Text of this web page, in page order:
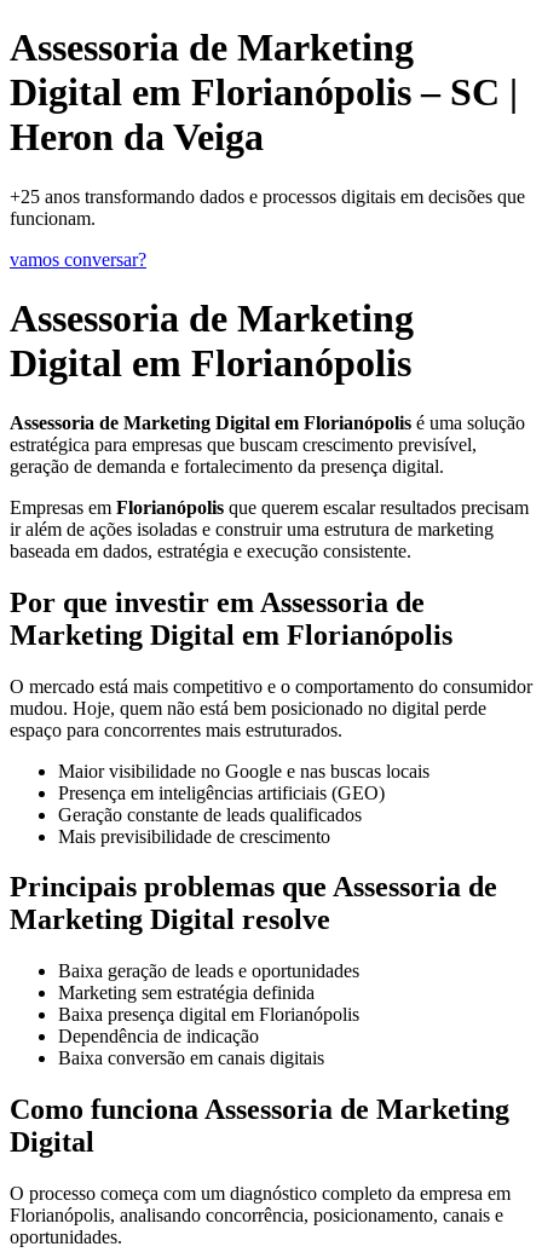
Assessoria de Marketing
Digital em Florianópolis – SC |
Heron da Veiga
+25 anos transformando dados e processos digitais em decisões que
funcionam.
vamos conversar?
Assessoria de Marketing
Digital em Florianópolis
Assessoria de Marketing Digital em Florianópolis é uma solução
estratégica para empresas que buscam crescimento previsível,
geração de demanda e fortalecimento da presença digital.
Empresas em Florianópolis que querem escalar resultados precisam
ir além de ações isoladas e construir uma estrutura de marketing
baseada em dados, estratégia e execução consistente.
Por que investir em Assessoria de
Marketing Digital em Florianópolis
O mercado está mais competitivo e o comportamento do consumidor
mudou. Hoje, quem não está bem posicionado no digital perde
espaço para concorrentes mais estruturados.
Maior visibilidade no Google e nas buscas locais
Presença em inteligências artificiais (GEO)
Geração constante de leads qualificados
Mais previsibilidade de crescimento
Principais problemas que Assessoria de
Marketing Digital resolve
Baixa geração de leads e oportunidades
Marketing sem estratégia definida
Baixa presença digital em Florianópolis
Dependência de indicação
Baixa conversão em canais digitais
Como funciona Assessoria de Marketing
Digital
O processo começa com um diagnóstico completo da empresa em
Florianópolis, analisando concorrência, posicionamento, canais e
oportunidades.